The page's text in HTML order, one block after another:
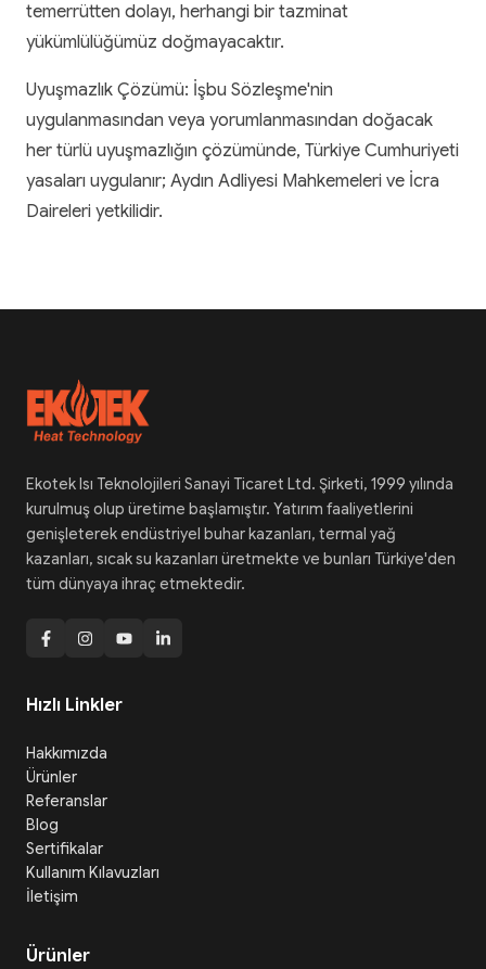
temerrütten dolayı, herhangi bir tazminat
yükümlülüğümüz doğmayacaktır.
Uyuşmazlık Çözümü: İşbu Sözleşme'nin
uygulanmasından veya yorumlanmasından doğacak
her türlü uyuşmazlığın çözümünde, Türkiye Cumhuriyeti
yasaları uygulanır; Aydın Adliyesi Mahkemeleri ve İcra
Daireleri yetkilidir.
Ekotek Isı Teknolojileri Sanayi Ticaret Ltd. Şirketi, 1999 yılında
kurulmuş olup üretime başlamıştır. Yatırım faaliyetlerini
genişleterek endüstriyel buhar kazanları, termal yağ
kazanları, sıcak su kazanları üretmekte ve bunları Türkiye'den
tüm dünyaya ihraç etmektedir.
Hızlı Linkler
Hakkımızda
Ürünler
Referanslar
Blog
Sertifikalar
Kullanım Kılavuzları
İletişim
Ürünler